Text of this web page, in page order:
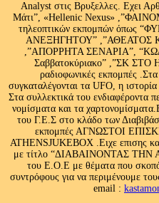
Analyst στις Βρυξελλες. Εχει
Μάτι”, «Hellenic Nexus»
τηλεοπτικών εκπομπών όπως
ΑΝΕΞΗΓΗΤΟΥ” ,”ΑΘΕΑΤΟΣ
,”ΑΠΟΡΡΗΤΑ ΣΕΝΑΡΙΑ”,
Σαββατοκύριακο” ,”ΣΚ ΣΤΟ
ραδιοφωνικές εκπομπές
συγκαταλέγονται τα UFO, η
Στα συλλεκτικά του ενδιαφέροντα
νομίσματα και τα
του Γ.Ε.Σ στο κλάδο των
εκπομπές ΑΓΝΩΣΤΟΙ
ATHENSJUKEBOX .Ειχε επισης
με τίτλο “ΔΙΑΒΑΙΝΟΝΤΑΣ ΤΗΝ
του Ε.Ο.Ε με θέματα που
συντρόφους για να περιμένουμε
email :